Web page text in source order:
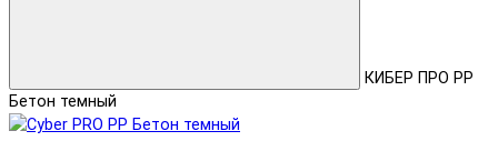
КИБЕР ПРО PP
Бетон темный